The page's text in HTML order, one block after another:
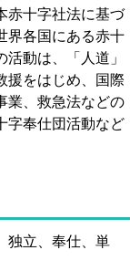
十字社法に基づ
界各国にある赤十
動は、「人道」
援をはじめ、国際
業、救急法などの
字奉仕団活動など
立、奉仕、単